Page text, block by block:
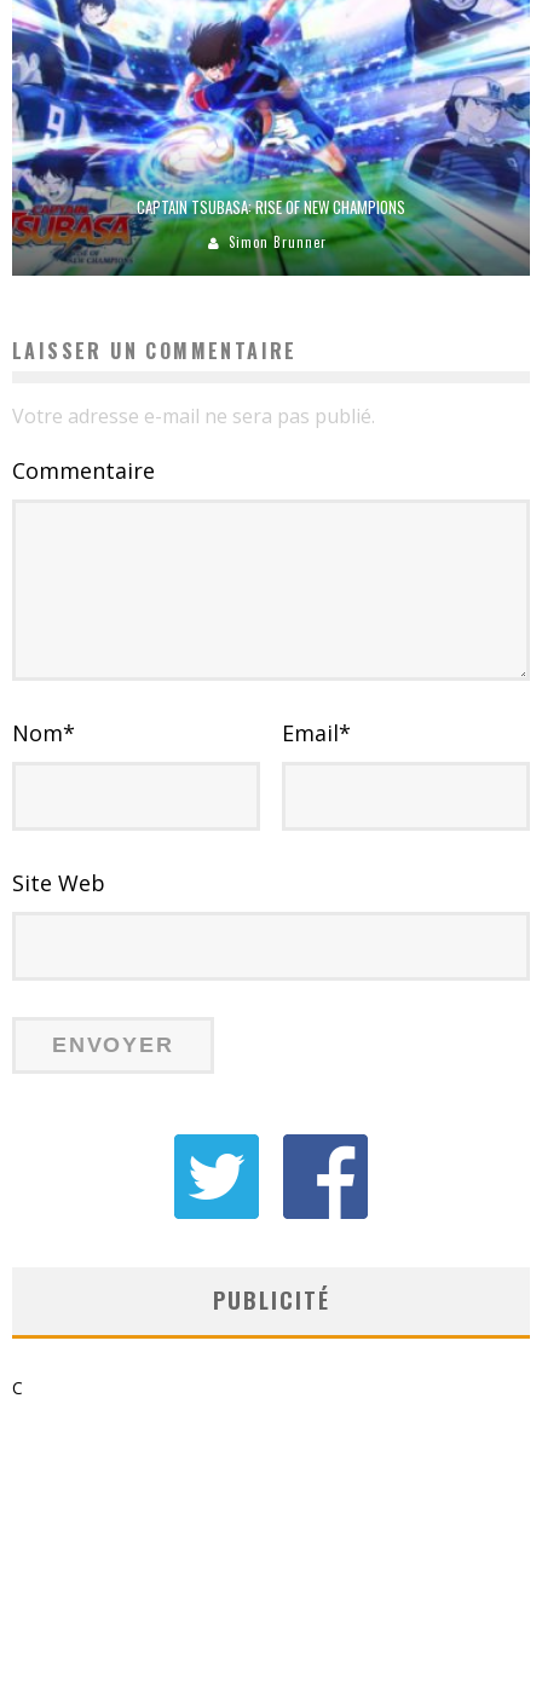
CAPTAIN TSUBASA: RISE OF NEW CHAMPIONS
Simon Brunner
LAISSER UN COMMENTAIRE
Votre adresse e-mail ne sera pas publié.
Commentaire
Nom* Email*
Site Web
PUBLICITÉ
C